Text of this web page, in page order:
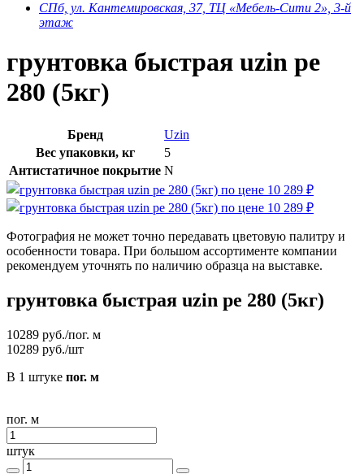
СПб, ул. Кантемировская, 37, ТЦ «Мебель-Сити 2», 3-й
этаж
грунтовка быстрая uzin pe
280 (5кг)
Бренд
Uzin
Вес упаковки, кг
5
Антистатичное покрытие N
Фотография не может точно передавать цветовую палитру и
особенности товара. При большом ассортименте компании
рекомендуем уточнять по наличию образца на выставке.
грунтовка быстрая uzin pe 280 (5кг)
10289 руб./пог. м
10289 руб./шт
В 1 штуке пог. м
пог. м
штук